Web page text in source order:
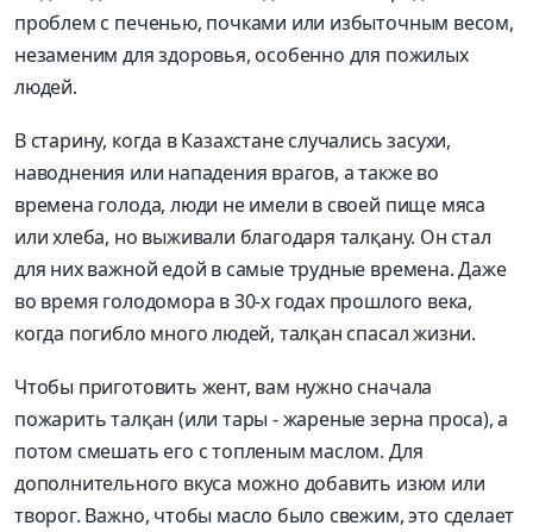
проблем с печенью, почками или избыточным весом,
незаменим для здоровья, особенно для пожилых
людей.
В старину, когда в Казахстане случались засухи,
наводнения или нападения врагов, а также во
времена голода, люди не имели в своей пище мяса
или хлеба, но выживали благодаря талқану. Он стал
для них важной едой в самые трудные времена. Даже
во время голодомора в 30-х годах прошлого века,
когда погибло много людей, талқан спасал жизни.
Чтобы приготовить жент, вам нужно сначала
пожарить талқан (или тары - жареные зерна проса), а
потом смешать его с топленым маслом. Для
дополнительного вкуса можно добавить изюм или
творог. Важно, чтобы масло было свежим, это сделает